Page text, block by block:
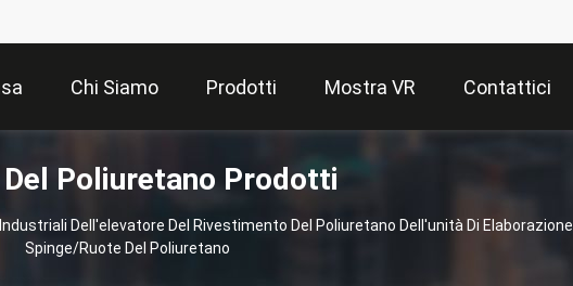
Chi Siamo Prodotti Mostra VR Contattici
Del Poliuretano Prodotti
Industriali Dell'elevatore Del Rivestimento Del Poliuretano Dell'unità Di Elaborazione
Spinge/ruote Del Poliuretano